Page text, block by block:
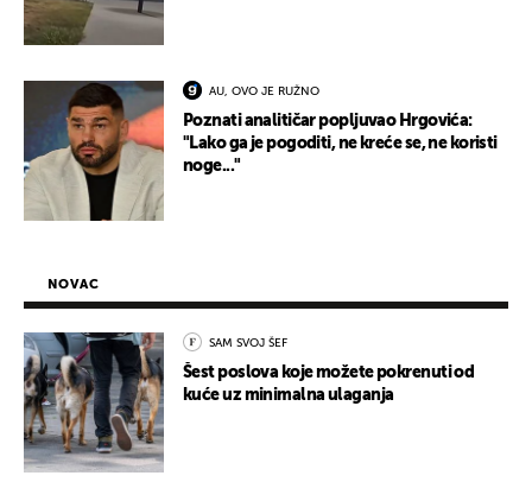
AU, OVO JE RUŽNO
Poznati analitičar popljuvao Hrgovića:
"Lako ga je pogoditi, ne kreće se, ne koristi
noge..."
NOVAC
SAM SVOJ ŠEF
Šest poslova koje možete pokrenuti od
kuće uz minimalna ulaganja